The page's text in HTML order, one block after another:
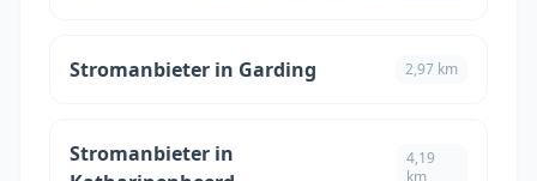
Stromanbieter in Garding 2,97 km
Stromanbieter in
4,19
km